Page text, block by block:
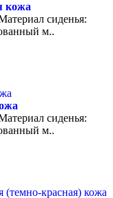
кожа
сиденья:
м..
сиденья:
м..